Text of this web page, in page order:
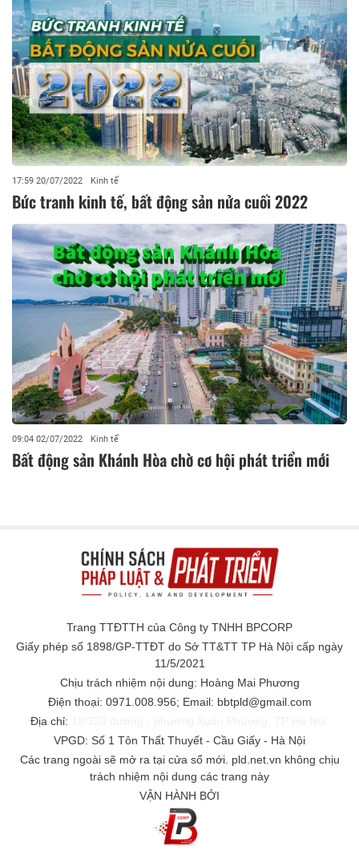
17:59 20/07/2022 Kinh tế
Bức tranh kinh tế, bất động sản nửa cuối 2022
09:04 02/07/2022 Kinh tế
Bất động sản Khánh Hòa chờ cơ hội phát triển mới
Trang TTĐTTH của Công ty TNHH BPCORP
Giấy phép số 1898/GP-TTĐT do Sở TT&TT TP Hà Nội cấp ngày
11/5/2021
Chịu trách nhiệm nội dung: Hoàng Mai Phương
Điện thoại: 0971.008.956; Email: bbtpld@gmail.com
Địa chỉ:
VPGD: Số 1 Tôn Thất Thuyết - Cầu Giấy - Hà Nội
Các trang ngoài sẽ mở ra tại cửa sổ mới. pld.net.vn không chịu
trách nhiệm nội dung các trang này
VẬN HÀNH BỞI